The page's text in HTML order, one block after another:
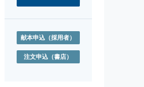
献本申込 （採用者）
注文申込 （書店）